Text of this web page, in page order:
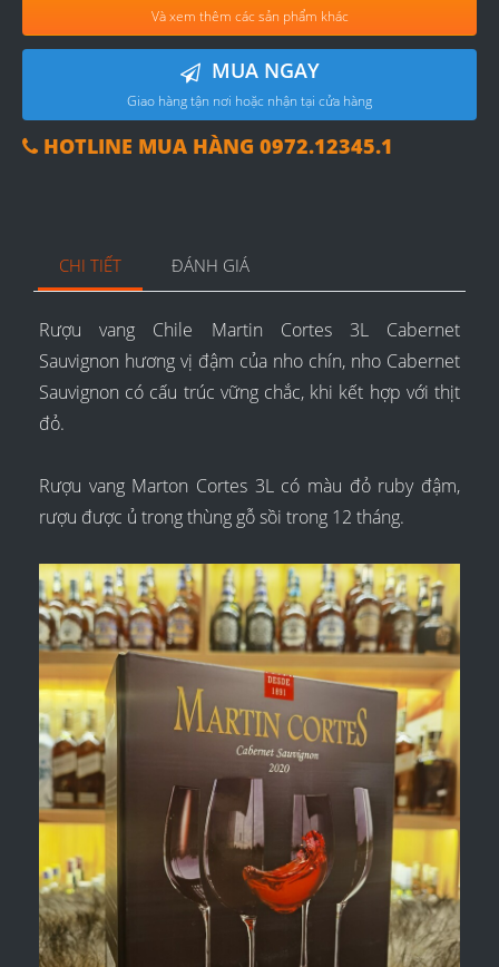
Và xem thêm các sản phẩm khác
MUA NGAY
Giao hàng tận nơi hoặc nhận tại cửa hàng
HOTLINE MUA HÀNG 0972.12345.1
CHI TIẾT ĐÁNH GIÁ
Rượu vang Chile Martin Cortes 3L Cabernet
Sauvignon hương vị đậm của nho chín, nho Cabernet
Sauvignon có cấu trúc vững chắc, khi kết hợp với thịt
đỏ.
Rượu vang Marton Cortes 3L có màu đỏ ruby đậm,
rượu được ủ trong thùng gỗ sồi trong 12 tháng.